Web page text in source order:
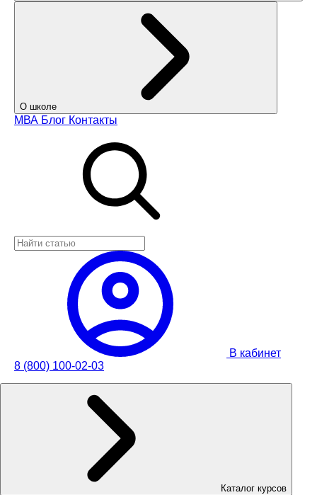
О школе
МВА Блог Контакты
В кабинет
8 (800) 100-02-03
Каталог курсов